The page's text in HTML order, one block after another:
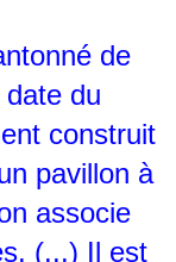
de
du
construit
pavillon à
associe
(...) Il est